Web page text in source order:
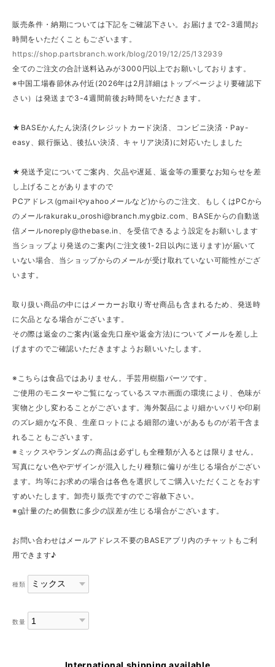
販売条件・納期については下記をご確認下さい。お届けまで2-3週間お
時間をいただくこともございます。
https://shop.partsbranch.work/blog/2019/12/25/132939
全てのご注文の合計送料込みが3000円以上でお願いしております。
※中国工場春節休み付近(2026年は2月詳細はトップページより要確認下
さい）は発送まで3-4週間前後お時間をいただきます。
★BASEかんたん決済(クレジットカード決済、コンビニ決済・Pay-
easy、銀行振込、後払い決済、キャリア決済)に対応いたしました
★発送予定についてご案内、欠品や遅延、返金等の重要なお知らせを差
し上げることがありますので
PCアドレス(gmailやyahooメールなど)からのご注文、もしくはPCから
のメールrakuraku_oroshi@branch.mygbiz.com 、BASEからの自動送
信メールnoreply@thebase.in
、を受信できるよう設定をお願いします
当ショップより発送のご案内(ご注文後1-2日以内に送ります)が届いて
いない場合、当ショップからのメールが受け取れていない可能性がござ
います。
取り扱い商品の中にはメーカーお取り寄せ商品も含まれるため、発送時
に欠品となる場合がございます。
その際は返金のご案内(返金先口座や返金方法)についてメールを差し上
げますのでご確認いただきますようお願いいたします。
※こちらは食品ではありません。手芸用樹脂パーツです。
ご使用のモニターやご覧になっているスマホ画面の環境により、色味が
実物と少し変わることがございます。海外製品により細かいバリや印刷
のズレ細かな不良、生産ロットによる細部の違いがあるものが若干含ま
れることもございます。
※ミックスやランダムの商品は必ずしも全種類が入るとは限りません。
写真にない色やデザインが混入したり種類に偏りが生じる場合がござい
ます。均等にお求めの場合は各色を選択してご購入いただくことをおす
すめいたします。卸売り販売ですのでご容赦下さい。
※g計量のため個数に多少の誤差が生じる場合がございます。
お問い合わせはメールアドレス不要のBASEアプリ内のチャットもご利
用できます♪
種類
数量